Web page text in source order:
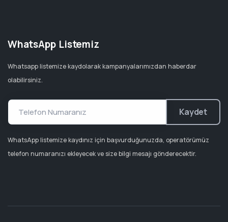
WhatsApp Listemiz
Whatsapp listemize kaydolarak kampanyalarımızdan haberdar
olabilirsiniz.
Kaydet
WhatsApp listemize kaydınız için başvurduğunuzda, operatörümüz
telefon numaranızı ekleyecek ve size bilgi mesajı gönderecektir.